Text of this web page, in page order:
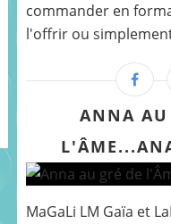
commander en
l'offrir ou
ANNA AU
MaGaLi LM Gaïa et